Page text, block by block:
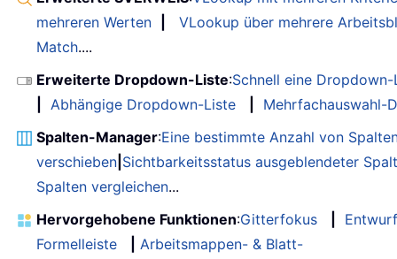
mehreren Werten
VLookup über mehrere
Match....
Erweiterte Dropdown-Liste:Schnell eine
Abhängige Dropdown-Liste
Mehrfachauswahl-
Spalten-Manager:Eine bestimmte Anzahl von
verschieben Sichtbarkeitsstatus ausgeblendeter
Spalten vergleichen...
Hervorgehobene Funktionen:Gitterfokus
Entwurf
Formelleiste
Arbeitsmappen- & Blatt-